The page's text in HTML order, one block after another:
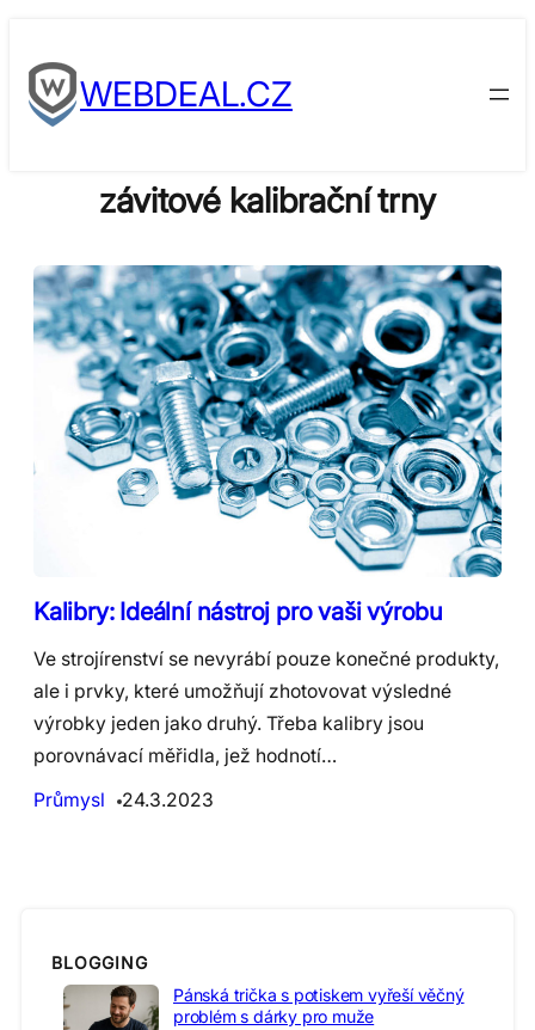
to
contentWEBDEAL.CZ
závitové kalibrační trny
Kalibry: Ideální nástroj pro vaši výrobu
Ve strojírenství se nevyrábí pouze konečné produkty,
ale i prvky, které umožňují zhotovovat výsledné
výrobky jeden jako druhý. Třeba kalibry jsou
porovnávací měřidla, jež hodnotí…
Průmysl
24.3.2023
BLOGGING
Pánská trička s potiskem vyřeší věčný
problém s dárky pro muže